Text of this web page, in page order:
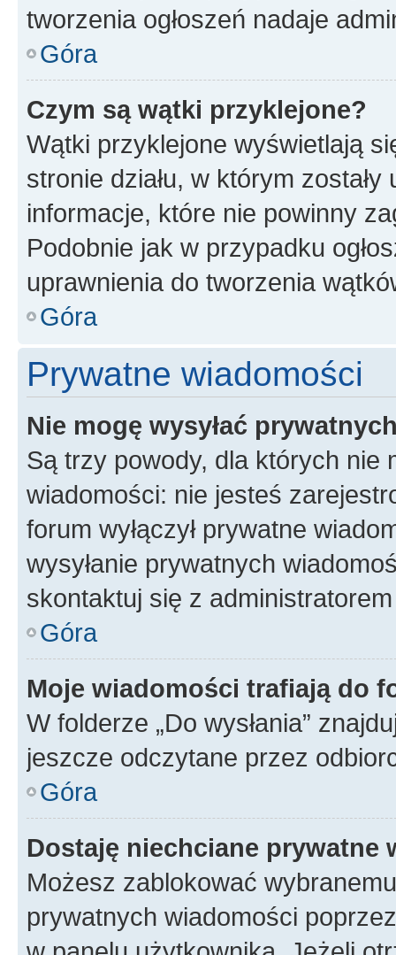
tworzenia ogłoszeń nadaje
Góra
Czym są wątki przyklejone?
Wątki przyklejone wyświetlają
stronie działu, w którym
informacje, które nie powinny
Podobnie jak w przypadku
uprawnienia do tworzenia
Góra
Prywatne wiadomości
Nie mogę wysyłać
Są trzy powody, dla których nie
wiadomości: nie jesteś
forum wyłączył prywatne
wysyłanie prywatnych
skontaktuj się z
Góra
Moje wiadomości trafiają do
W folderze „Do wysłania”
jeszcze odczytane przez
Góra
Dostaję niechciane prywatne
Możesz zablokować
prywatnych wiadomości